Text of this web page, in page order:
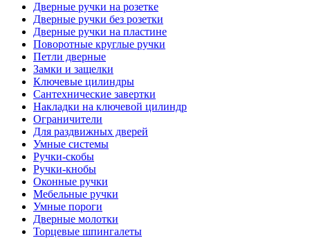
Дверные ручки на розетке
Дверные ручки без розетки
Дверные ручки на пластине
Поворотные круглые ручки
Петли дверные
Замки и защелки
Ключевые цилиндры
Сантехнические завертки
Накладки на ключевой цилиндр
Ограничители
Для раздвижных дверей
Умные системы
Ручки-скобы
Ручки-кнобы
Оконные ручки
Мебельные ручки
Умные пороги
Дверные молотки
Торцевые шпингалеты